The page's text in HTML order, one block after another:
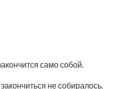
само собой.
не собиралось.